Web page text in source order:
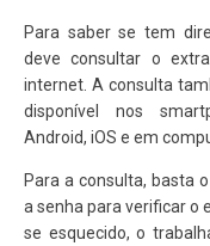
Para saber se tem
deve consultar o
internet. A consulta
disponível nos
Android, iOS e em
Para a consulta, basta
a senha para verificar o
se esquecido, o